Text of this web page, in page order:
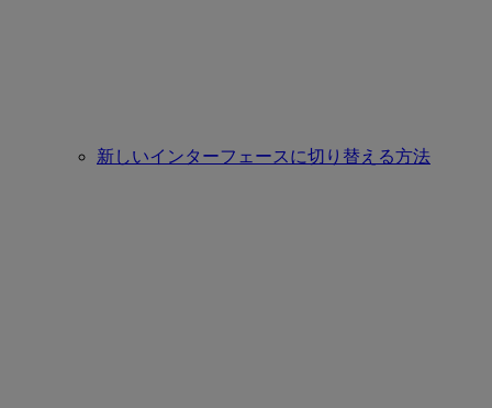
新しいインターフェースに切り替える方法